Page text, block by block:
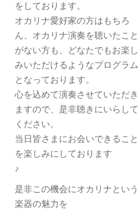
をしております。
オカリナ愛好家の方はもちろ
ん、オカリナ演奏を聴いたこと
がない方も、どなたでもお楽し
みいただけるようなプログラム
となっております。
心を込めて演奏させていただき
ますので、是非聴きにいらして
ください。
当日皆さまにお会いできること
を楽しみにしております
♪
是非この機会にオカリナという
楽器の魅力を